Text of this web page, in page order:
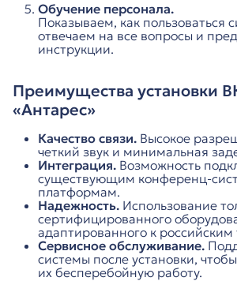
Обучение персонала.
Показываем, как пользоваться
отвечаем на все вопросы и
инструкции.
Преимущества установки
«Антарес»
Качество связи. Высокое
четкий звук и минимальная
Интеграция. Возможность
существующим конференц-
платформам.
Надежность. Использование
сертифицированного
адаптированного к
Сервисное обслуживание.
системы после установки,
их бесперебойную работу.